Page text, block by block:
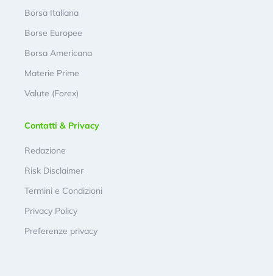
Borsa Italiana
Borse Europee
Borsa Americana
Materie Prime
Valute (Forex)
Contatti & Privacy
Redazione
Risk Disclaimer
Termini e Condizioni
Privacy Policy
Preferenze privacy